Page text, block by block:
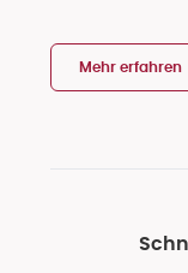
Mehr erfahren